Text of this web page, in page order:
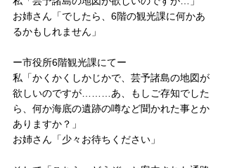
お姉さん「でしたら、6階の観光課に何かあ
るかもしれません」
ー市役所6階観光課にてー
私「かくかくしかじかで、芸予諸島の地図が
欲しいのですが………あ、もしご存知でした
ら、何か海底の遺跡の噂など聞かれた事とか
ありますか？」
お姉さん「少々お待ちください」